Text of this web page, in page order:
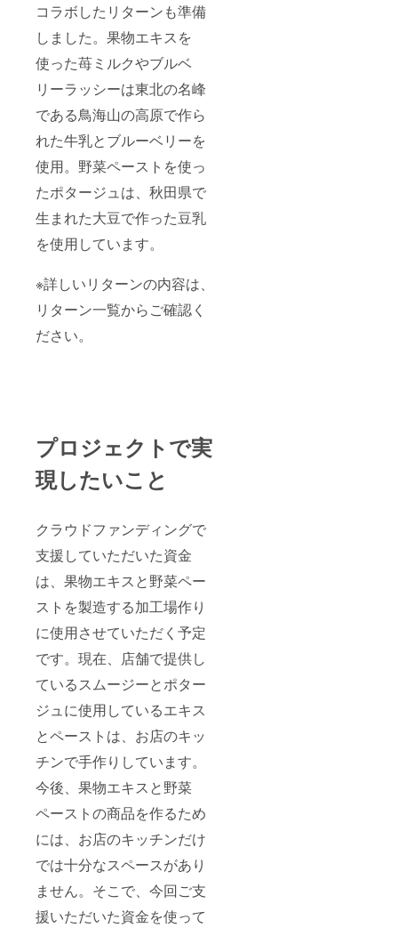
コラボしたリターンも準備
しました。果物エキスを
使った苺ミルクやブルベ
リーラッシーは東北の名峰
である鳥海山の高原で作ら
れた牛乳とブルーベリーを
使用。野菜ペーストを使っ
たポタージュは、秋田県で
生まれた大豆で作った豆乳
を使用しています。
※詳しいリターンの内容は、
リターン一覧からご確認く
ださい。
プロジェクトで実
現したいこと
クラウドファンディングで
支援していただいた資金
は、果物エキスと野菜ペー
ストを製造する加工場作り
に使用させていただく予定
です。現在、店舗で提供し
ているスムージーとポター
ジュに使用しているエキス
とペーストは、お店のキッ
チンで手作りしています。
今後、果物エキスと野菜
ペーストの商品を作るため
には、お店のキッチンだけ
では十分なスペースがあり
ません。そこで、今回ご支
援いただいた資金を使って